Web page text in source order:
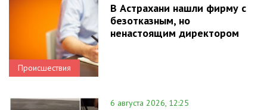
Происшествия
В Астрахани нашли фирму с
безотказным, но
ненастоящим директором
6 августа 2026, 12:25